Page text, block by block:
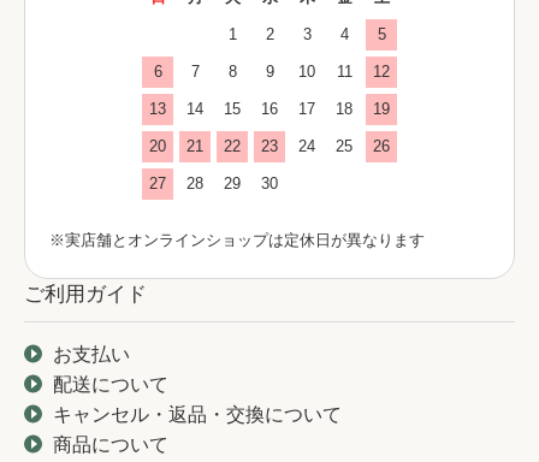
1 2 3 4 5
6 7 8 9 10 11 12
13 14 15 16 17 18 19
20 21 22 23 24 25 26
27 28 29 30
※実店舗とオンラインショップは定休日が異なります
ご利用ガイド
お支払い
配送について
キャンセル・返品・交換について
商品について